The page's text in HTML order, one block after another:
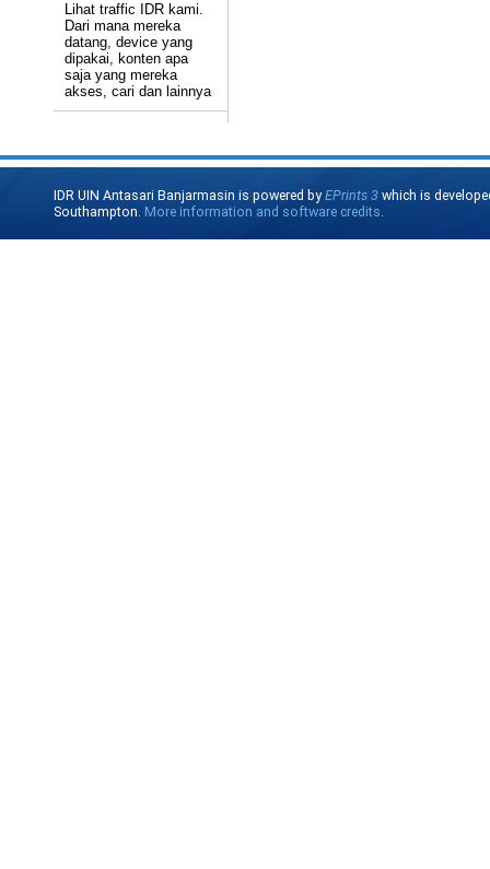
Lihat traffic IDR kami.
Dari mana mereka
datang, device yang
dipakai, konten apa
saja yang mereka
akses, cari dan lainnya
IDR UIN Antasari Banjarmasin is powered byEPrints 3 which is
Southampton. More information and software credits.